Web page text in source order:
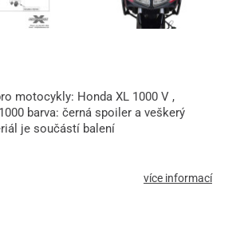
motocykly: Honda XL 1000 V ,
barva: černá spoiler a veškerý
je součástí balení
více informací